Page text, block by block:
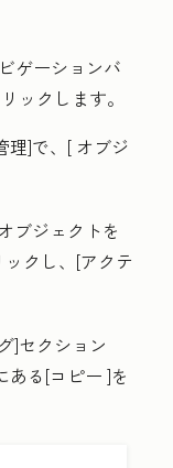
ゲーションバ
ックします。
理]で、[ オブジ
オブジェクトを
ックし、[アクテ
]セクション
ある[コピー ]を